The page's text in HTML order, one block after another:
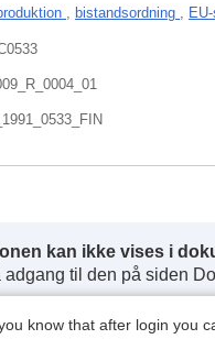
, bistandsordning ,
kan ikke vises i
adgang til den på siden
know that after login you